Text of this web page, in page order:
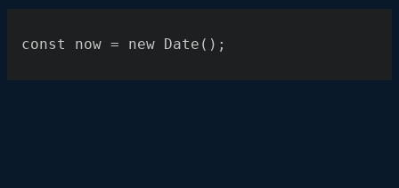
const now = new Date();